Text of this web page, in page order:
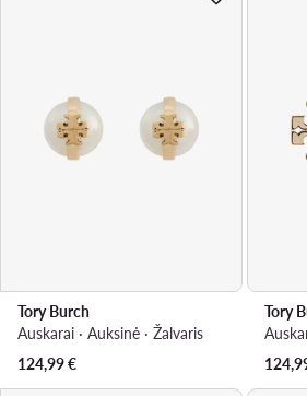
Tory Burch
Auskarai · Auksinė · Žalvaris
124,99€
Tory